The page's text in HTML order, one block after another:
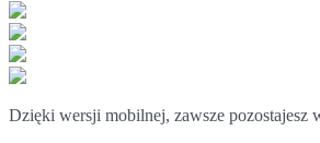
Dzięki wersji mobilnej, zawsze pozostajesz